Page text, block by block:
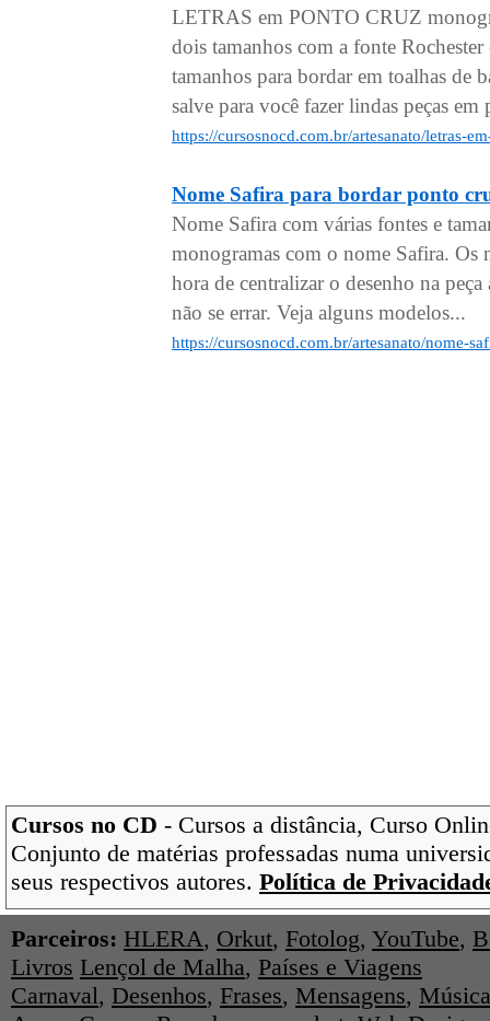
LETRAS em PONTO CRUZ
dois tamanhos com a fonte
tamanhos para bordar em toalhas de
salve para você fazer lindas peças
https://cursosnocd.com.br/artesanato/letras-
Nome Safira para bordar ponto
Nome Safira com várias fontes e
monogramas com o nome Safira.
hora de centralizar o desenho na
não se errar. Veja alguns modelos...
https://cursosnocd.com.br/artesanato/nome-
Cursos no CD - Cursos a distância, Curso
Conjunto de matérias professadas numa
seus respectivos autores. Política de
Parceiros: HLERA, Orkut, Fotolog, YouTube,
Livros Lençol de Malha, Países e Viagens
Carnaval, Desenhos, Frases, Mensagens,